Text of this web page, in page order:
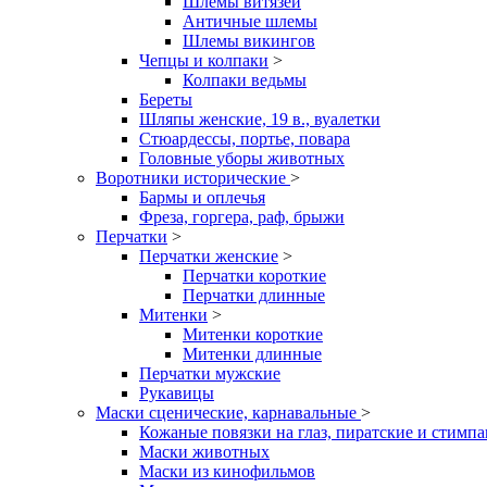
Античные шлемы
Шлемы викингов
Чепцы и колпаки >
Колпаки ведьмы
Береты
Шляпы женские, 19 в., вуалетки
Стюардессы, портье, повара
Головные уборы животных
Воротники исторические >
Бармы и оплечья
Фреза, горгера, раф, брыжи
Перчатки >
Перчатки женские >
Перчатки короткие
Перчатки длинные
Митенки >
Митенки короткие
Митенки длинные
Перчатки мужские
Рукавицы
Маски сценические, карнавальные >
Кожаные повязки на глаз, пиратские и
Маски животных
Маски из кинофильмов